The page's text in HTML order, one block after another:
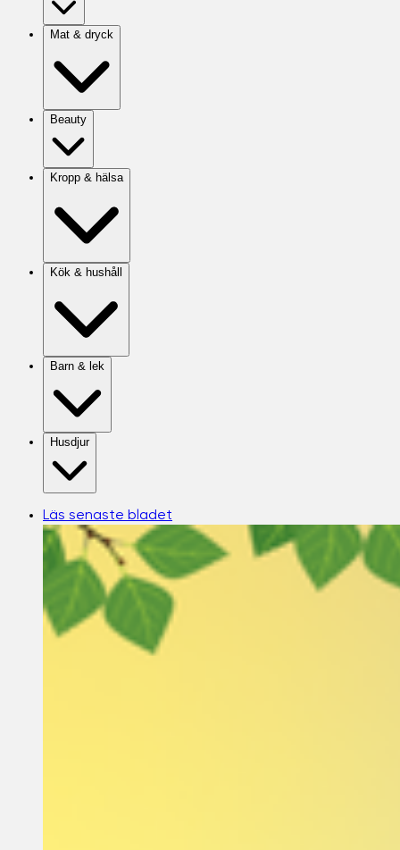
Mat & dryck
Beauty
Kropp & hälsa
Kök & hushåll
Barn & lek
Husdjur
Läs senaste bladet